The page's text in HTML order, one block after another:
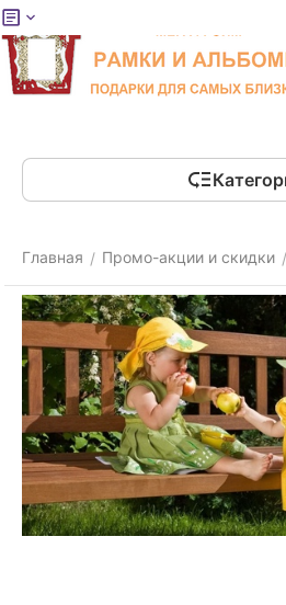
Главная / Промо-акции и скидки /
Меню